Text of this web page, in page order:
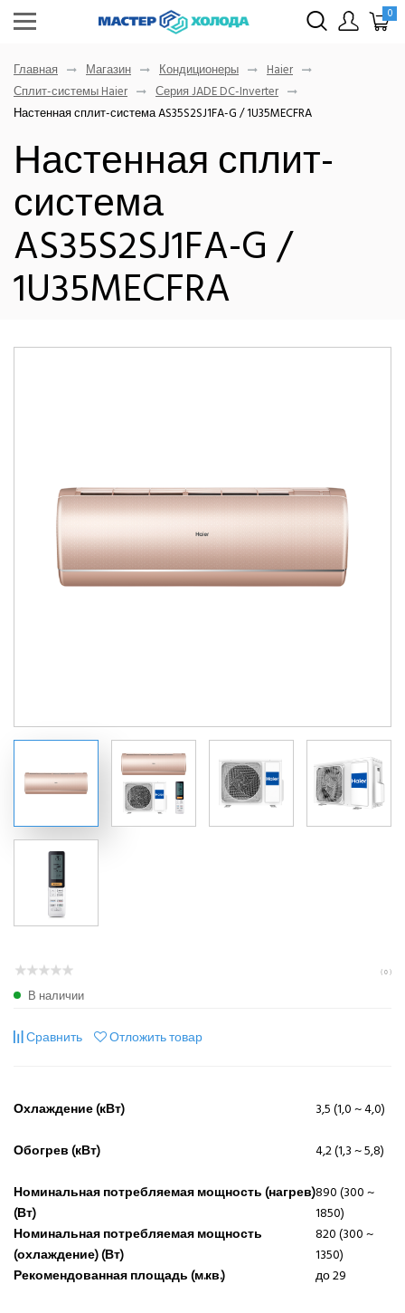
0
Главная Магазин Кондиционеры
Haier
Сплит-системы Haier
Серия JADE DC-Inverter
Настенная сплит-система AS35S2SJ1FA-G / 1U35MECFRA
Настенная сплит-
система
AS35S2SJ1FA-G /
1U35MECFRA
( 0 )
В наличии
Сравнить Отложить товар
Охлаждение (кВт)
3,5 (1,0 ~ 4,0)
Обогрев (кВт)
4,2 (1,3 ~ 5,8)
Номинальная потребляемая мощность (нагрев)
(Вт)
890 (300 ~
1850)
Номинальная потребляемая мощность
(охлаждение) (Вт)
820 (300 ~
1350)
Рекомендованная площадь (м.кв.)
до 29